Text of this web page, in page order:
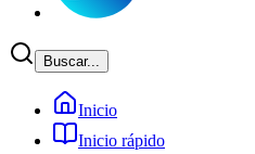
Buscar...
Inicio
Inicio rápido